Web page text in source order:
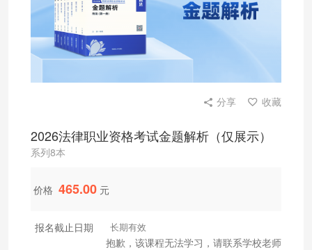
分享 收藏
2026法律职业资格考试金题解析（仅展示）
系列8本
价格 465.00 元
报名截止日期 长期有效
抱歉，该课程无法学习，请联系学校老师